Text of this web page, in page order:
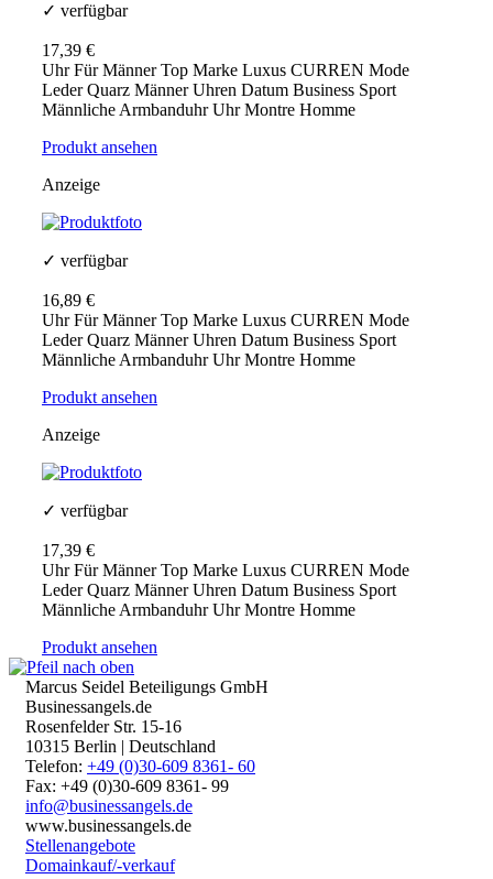
✓ verfügbar
17,39 €
Uhr Für Männer Top Marke Luxus CURREN Mode
Leder Quarz Männer Uhren Datum Business Sport
Männliche Armbanduhr Uhr Montre Homme
Produkt ansehen
Anzeige
✓ verfügbar
16,89 €
Uhr Für Männer Top Marke Luxus CURREN Mode
Leder Quarz Männer Uhren Datum Business Sport
Männliche Armbanduhr Uhr Montre Homme
Produkt ansehen
Anzeige
✓ verfügbar
17,39 €
Uhr Für Männer Top Marke Luxus CURREN Mode
Leder Quarz Männer Uhren Datum Business Sport
Männliche Armbanduhr Uhr Montre Homme
Produkt ansehen
Marcus Seidel Beteiligungs GmbH
Businessangels.de
Rosenfelder Str. 15-16
10315 Berlin | Deutschland
Telefon: +49 (0)30-609 8361- 60
Fax: +49 (0)30-609 8361- 99
info@businessangels.de
www.businessangels.de
Stellenangebote
Domainkauf/-verkauf